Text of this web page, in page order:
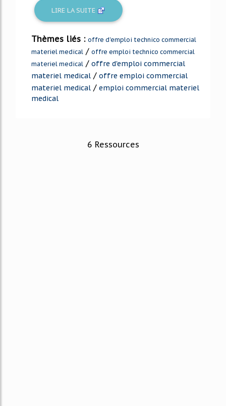
LIRE LA SUITE
Thèmes liés : offre d'emploi technico commercial
materiel medical / offre emploi technico commercial
materiel medical / offre d'emploi commercial
materiel medical / offre emploi commercial
materiel medical / emploi commercial materiel
medical
6 Ressources